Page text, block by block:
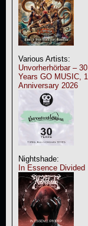
Various Artists:
Unvorherhörbar – 30
Years GO MUSIC,
Anniversary 2026
Nightshade:
In Essence Divided